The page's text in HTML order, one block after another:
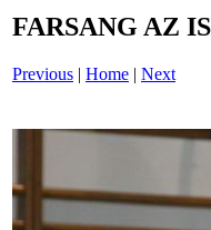
FARSANG AZ
Previous | Home | Next